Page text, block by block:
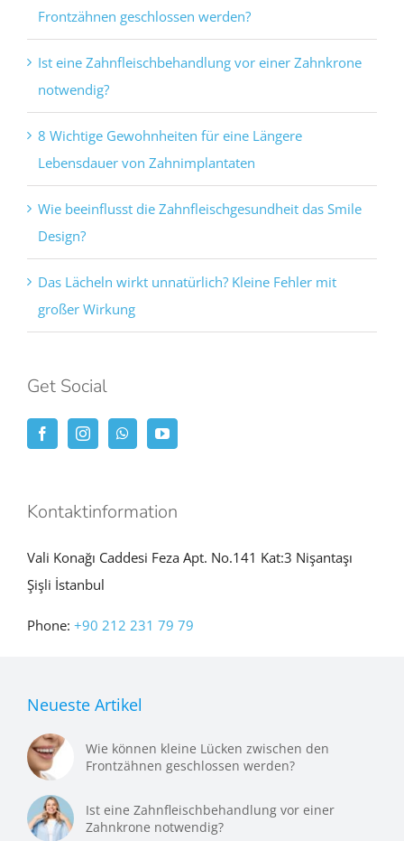
Frontzähnen geschlossen werden?
Ist eine Zahnfleischbehandlung vor einer Zahnkrone
notwendig?
8 Wichtige Gewohnheiten für eine Längere
Lebensdauer von Zahnimplantaten
Wie beeinflusst die Zahnfleischgesundheit das Smile
Design?
Das Lächeln wirkt unnatürlich? Kleine Fehler mit
großer Wirkung
Get Social
Kontaktinformation
Vali Konağı Caddesi Feza Apt. No.141 Kat:3 Nişantaşı
Şişli İstanbul
Phone: +90 212 231 79 79
Neueste Artikel
Wie können kleine Lücken zwischen den
Frontzähnen geschlossen werden?
Ist eine Zahnfleischbehandlung vor einer
Zahnkrone notwendig?